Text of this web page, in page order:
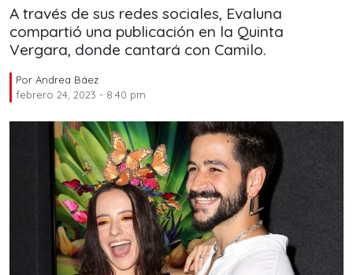
A través de sus redes sociales, Evaluna
compartió una publicación en la Quinta
Vergara, donde cantará con Camilo.
Por Andrea Báez
febrero 24, 2023 - 8:40 pm